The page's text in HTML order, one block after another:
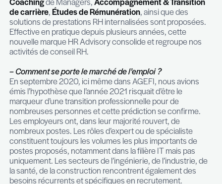
professionnelles. Notre processus 100%
de vérifier les antécédents d’un candidat dans
du GDPR.
Pour répondre à des besoins plus spécifiques en
solutions d’accompagnement et de
compétences.Assessment & Development
Coachingde Managers,Accompagnement &
de carrière,Études de Rémunération, ainsi que
solutions de prestations RH internalisées sont
Effective en pratique depuis plusieurs années,
nouvelle marque HR Advisory consolide et
activités de conseil RH.